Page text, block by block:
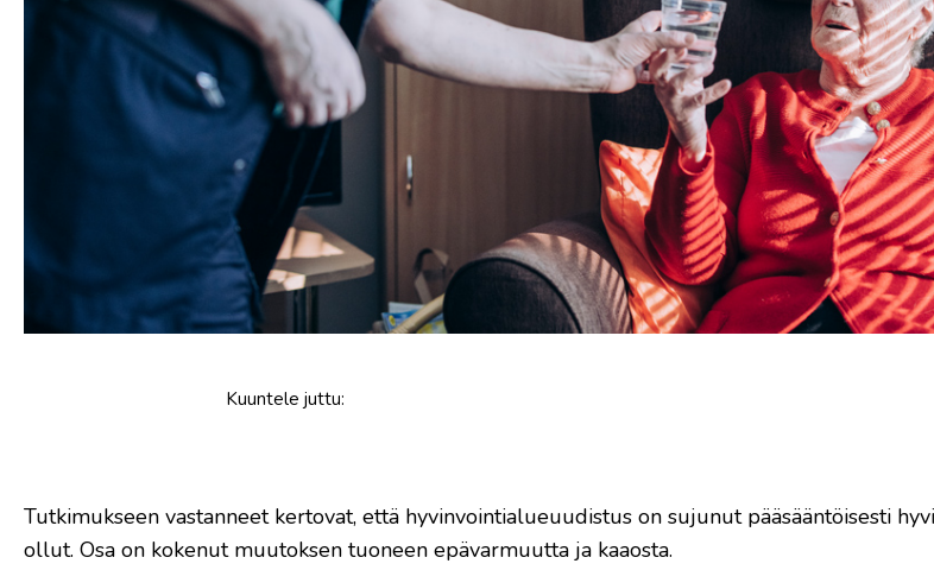
Kuuntele juttu:
Tutkimukseen vastanneet kertovat, että hyvinvointialueuudistus on sujunut pääsääntöisesti
ollut. Osa on kokenut muutoksen tuoneen epävarmuutta ja kaaosta.